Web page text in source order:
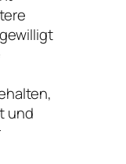
und